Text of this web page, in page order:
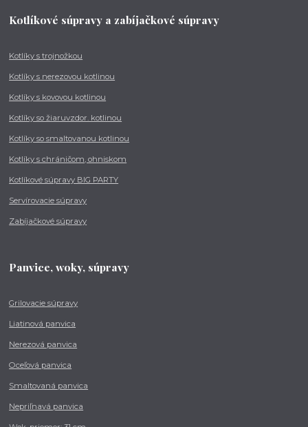
Kotlíkové súpravy a zabíjačkové súpravy
Kotlíky s trojnožkou
Kotlíky s nerezovou kotlinou
Kotlíky s kovovou kotlinou
Kotlíky so žiaruvzdor. kotlinou
Kotlíky so smaltovanou kotlinou
Kotlíky s chráničom, ohniskom
Kotlíkové súpravy BIG PARTY
Servírovacie súpravy
Zabíjačkové súpravy
Panvice, woky, súpravy
Grilovacie súpravy
Liatinová panvica
Nerezová panvica
Oceľová panvica
Smaltovaná panvica
Nepriľnavá panvica